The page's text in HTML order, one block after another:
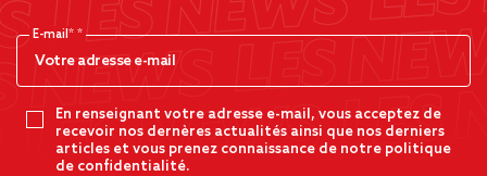
E-mail*
En renseignant votre adresse e-mail, vous acceptez de
recevoir nos dernères actualités ainsi que nos derniers
articles et vous prenez connaissance de notre politique
de confidentialité.